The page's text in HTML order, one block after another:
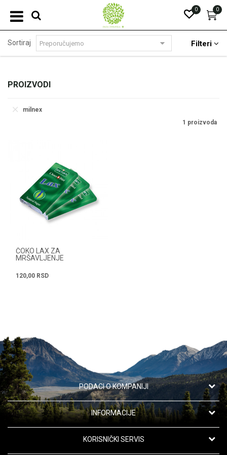
0
0
PROIZVODI
Sortiraj Filteri
milnex
1 proizvoda
ČOKO LAX ZA
MRŠAVLJENJE
120,00 RSD
PODACI O KOMPANIJI
Apotekarska ustanova "Oaza zdravlja"
Kanarevo Brdo 42,
11191 Beograd, Srbija
INFORMACIJE
O nama
KORISNIČKI SERVIS